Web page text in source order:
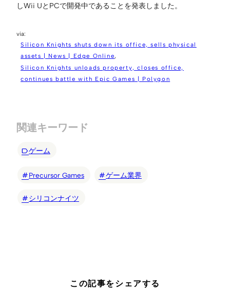
しWii UとPCで開発中であることを発表しました。
Silicon Knights shuts down its office, sells physical
assets | News | Edge Online
Silicon Knights unloads property, closes office,
continues battle with Epic Games | Polygon
関連キーワード
ゲーム
Precursor Games ゲーム業界
シリコンナイツ
この記事をシェアする